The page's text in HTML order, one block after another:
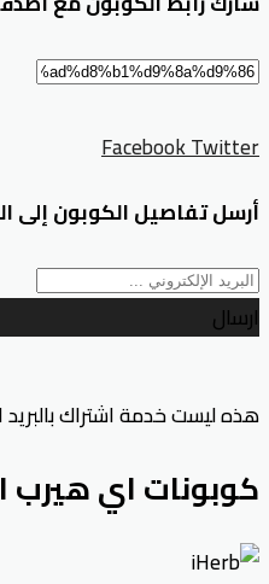
FacebookTwitter
أرسل تفاصيل الكوبون إلى
ارسال
هذه ليست خدمة اشتراك
كوبونات اي هيرب